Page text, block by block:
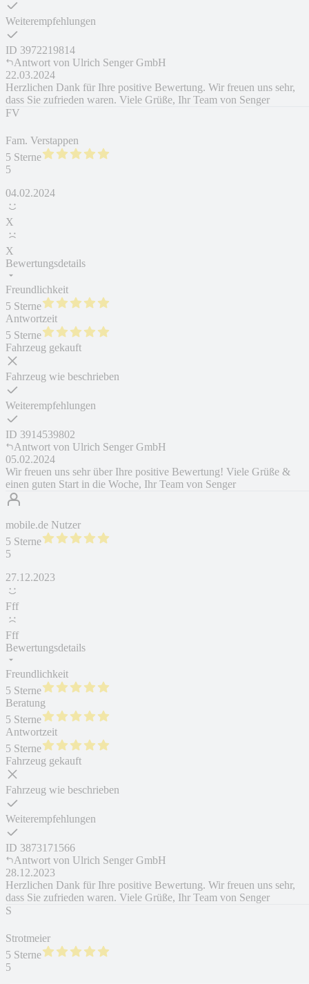
Weiterempfehlungen
ID 3972219814
Antwort von Ulrich Senger GmbH
22.03.2024
Herzlichen Dank für Ihre positive Bewertung. Wir freuen uns sehr,
dass Sie zufrieden waren. Viele Grüße, Ihr Team von Senger
FV
Fam. Verstappen
5 Sterne
5
04.02.2024
X
X
Bewertungsdetails
Freundlichkeit
5 Sterne
Antwortzeit
5 Sterne
Fahrzeug gekauft
Fahrzeug wie beschrieben
Weiterempfehlungen
ID 3914539802
Antwort von Ulrich Senger GmbH
05.02.2024
Wir freuen uns sehr über Ihre positive Bewertung! Viele Grüße &
einen guten Start in die Woche, Ihr Team von Senger
mobile.de Nutzer
5 Sterne
5
27.12.2023
Fff
Fff
Bewertungsdetails
Freundlichkeit
5 Sterne
Beratung
5 Sterne
Antwortzeit
5 Sterne
Fahrzeug gekauft
Fahrzeug wie beschrieben
Weiterempfehlungen
ID 3873171566
Antwort von Ulrich Senger GmbH
28.12.2023
Herzlichen Dank für Ihre positive Bewertung. Wir freuen uns sehr,
dass Sie zufrieden waren. Viele Grüße, Ihr Team von Senger
S
Strotmeier
5 Sterne
5